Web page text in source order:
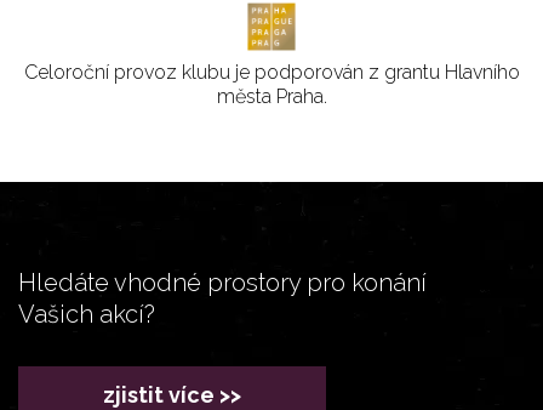
Celoroční provoz klubu je podporován z grantu Hlavního
města Praha.
Hledáte vhodné prostory pro konání
Vašich akcí?
zjistit více >>